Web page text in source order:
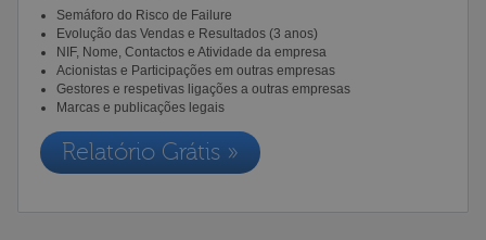
Semáforo do Risco de Failure
Evolução das Vendas e Resultados (3 anos)
NIF, Nome, Contactos e Atividade da empresa
Acionistas e Participações em outras empresas
Gestores e respetivas ligações a outras empresas
Marcas e publicações legais
Relatório Grátis »